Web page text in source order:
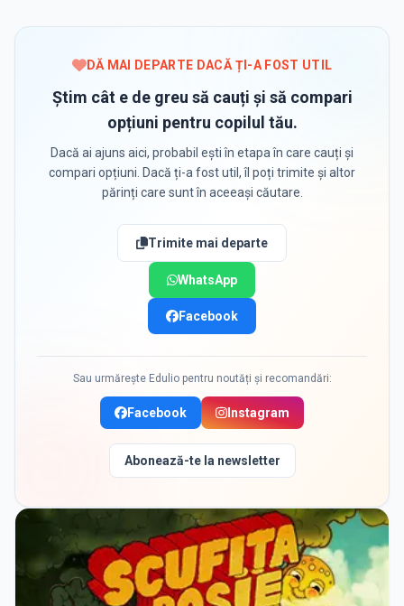
DĂ MAI DEPARTE DACĂ ȚI-A FOST UTIL
Știm cât e de greu să cauți și să compari
opțiuni pentru copilul tău.
Dacă ai ajuns aici, probabil ești în etapa în care cauți și
compari opțiuni. Dacă ți-a fost util, îl poți trimite și altor
părinți care sunt în aceeași căutare.
Trimite mai departe
WhatsApp
Facebook
Sau urmărește Edulio pentru noutăți și recomandări:
Facebook Instagram
Abonează-te la newsletter